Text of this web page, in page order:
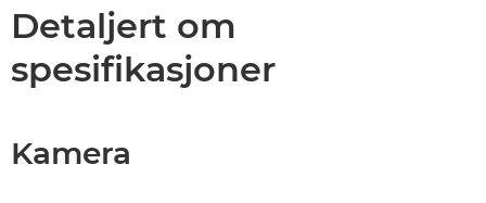
Detaljert om
spesifikasjoner
Kamera